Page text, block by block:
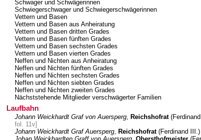
Schwager und Schwägerinnen
Schwiegerschwager und Schwiegerschwägerinnen
Vettern und Basen
Vettern und Basen aus Anheiratung
Vettern und Basen dritten Grades
Vettern und Basen fünften Grades
Vettern und Basen sechsten Grades
Vettern und Basen vierten Grades
Neffen und Nichten aus Anheiratung
Neffen und Nichten fünften Grades
Neffen und Nichten sechsten Grades
Neffen und Nichten siebten Grades
Neffen und Nichten zweiten Grades
Nächststehende Mitglieder verschwägerter Familien
Laufbahn
Johann Weickhardt Graf von Auersperg Reichshofrat
fol. 11v]
Johann Weickhardt Graf Auersperg
Reichshofrat(Ferdinand III.)